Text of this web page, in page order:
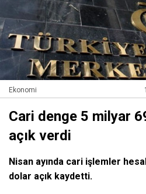
Ekonomi
Cari denge 5 milyar
açık verdi
Nisan ayında cari işlemler
dolar açık kaydetti.